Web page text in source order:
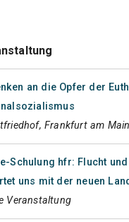
an die Opfer der
Frankfurt am Main
Schulung hfr: Flucht
uns mit der neuen
Veranstaltung